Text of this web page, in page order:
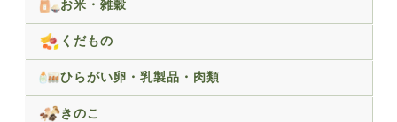
お米・雑穀
くだもの
ひらがい卵・乳製品・肉類
きのこ